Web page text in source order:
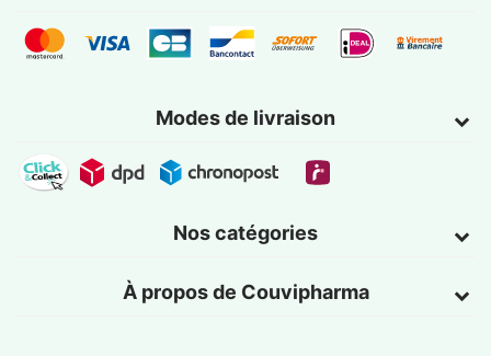
Modes de livraison
Nos catégories
À propos de Couvipharma